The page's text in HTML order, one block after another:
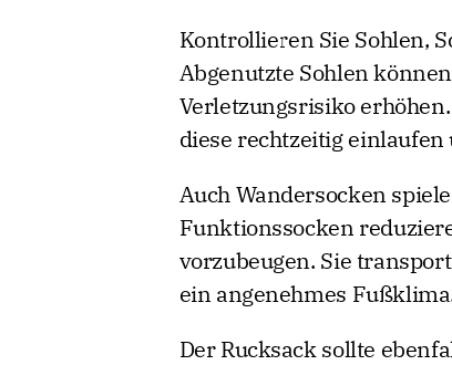
Kontrollieren Sie Sohlen,
Abgenutzte Sohlen
Verletzungsrisiko
diese rechtzeitig
Auch Wandersocken
Funktionssocken
vorzubeugen. Sie
ein angenehmes
Der Rucksack sollte